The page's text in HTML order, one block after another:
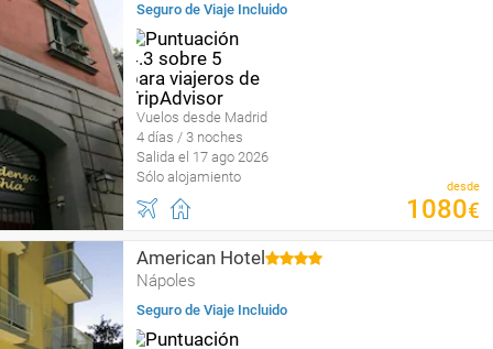
Seguro de Viaje Incluido
Vuelos desde Madrid
4 días / 3 noches
Salida el 17 ago 2026
Sólo alojamiento
desde
1080€
American Hotel
Nápoles
Seguro de Viaje Incluido